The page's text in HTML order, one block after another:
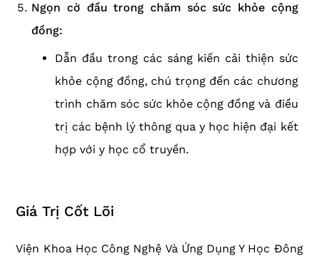
Ngọn cờ đầu trong chăm sóc sức khỏe cộng
đồng:
Dẫn đầu trong các sáng kiến cải thiện sức
khỏe cộng đồng, chú trọng đến các chương
trình chăm sóc sức khỏe cộng đồng và điều
trị các bệnh lý thông qua y học hiện đại kết
hợp với y học cổ truyền.
Giá Trị Cốt Lõi
Viện Khoa Học Công Nghệ Và Ứng Dụng Y Học Đông